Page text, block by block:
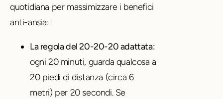
quotidiana per massimizzare i benefici
anti-ansia:
La regola del 20-20-20 adattata:
ogni 20 minuti, guarda qualcosa a
20 piedi di distanza (circa 6
metri) per 20 secondi. Se